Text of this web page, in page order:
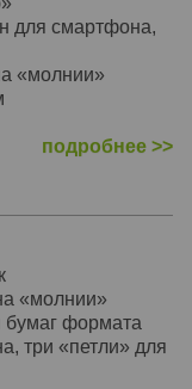
для смартфона,
«молнии»
подробнее >>
«молнии»
бумаг формата
три «петли» для